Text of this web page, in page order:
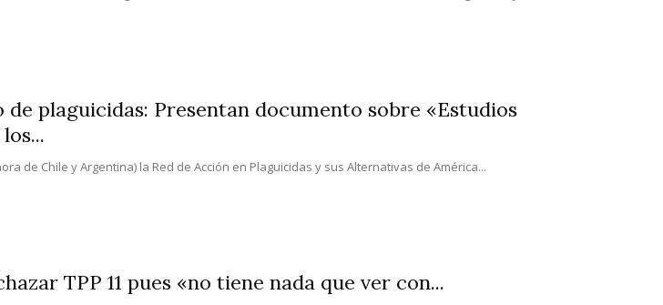
de plaguicidas: Presentan documento sobre «Estudios
de Chile y Argentina) la Red de Acción en Plaguicidas y sus Alternativas de América...
TPP 11 pues «no tiene nada que ver con...